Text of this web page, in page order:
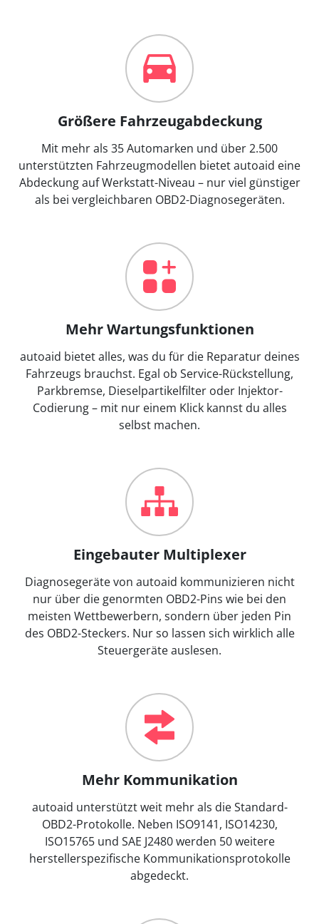
Größere Fahrzeugabdeckung
Mit mehr als 35 Automarken und über 2.500
unterstützten Fahrzeugmodellen bietet autoaid eine
Abdeckung auf Werkstatt-Niveau – nur viel günstiger
als bei vergleichbaren OBD2-Diagnosegeräten.
Mehr Wartungsfunktionen
autoaid bietet alles, was du für die Reparatur deines
Fahrzeugs brauchst. Egal ob Service-Rückstellung,
Parkbremse, Dieselpartikelfilter oder Injektor-
Codierung – mit nur einem Klick kannst du alles
selbst machen.
Eingebauter Multiplexer
Diagnosegeräte von autoaid kommunizieren nicht
nur über die genormten OBD2-Pins wie bei den
meisten Wettbewerbern, sondern über jeden Pin
des OBD2-Steckers. Nur so lassen sich wirklich alle
Steuergeräte auslesen.
Mehr Kommunikation
autoaid unterstützt weit mehr als die Standard-
OBD2-Protokolle. Neben ISO9141, ISO14230,
ISO15765 und SAE J2480 werden 50 weitere
herstellerspezifische Kommunikationsprotokolle
abgedeckt.